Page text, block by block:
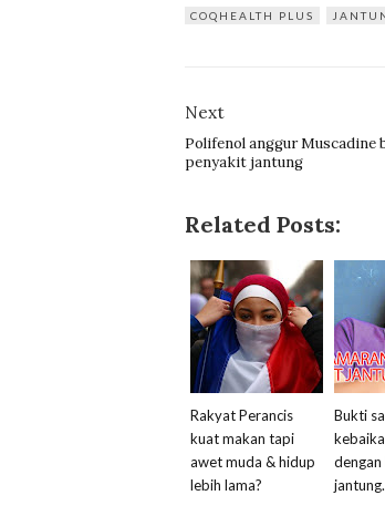
COQHEALTH PLUS
Next
Polifenol anggur Muscadine
penyakit jantung
Related Posts:
Rakyat Perancis
kuat makan tapi
awet muda & hidup
lebih lama?
Bukti
dengan
jantung.